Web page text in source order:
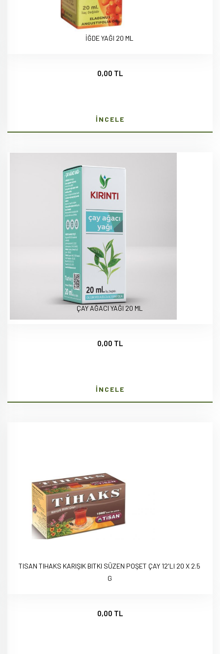
İĞDE YAĞI 20 ML
0,00 TL
İNCELE
ÇAY AĞACI YAĞI 20 ML
0,00 TL
İNCELE
TISAN TIHAKS KARIŞIK BITKI SÜZEN POŞET ÇAY 12'LI 20 X 2.5
G
0,00 TL